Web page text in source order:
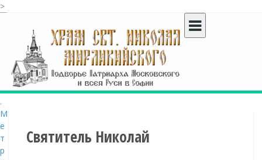
>
c
o
n
t
e
n
Святитель Николай